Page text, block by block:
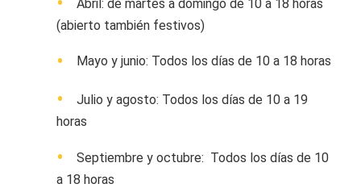
Abril: de martes a domingo de 10 a 18 horas
(abierto también festivos)
Mayo y junio: Todos los días de 10 a 18 horas
Julio y agosto: Todos los días de 10 a 19
horas
Septiembre y octubre: Todos los días de 10
a 18 horas